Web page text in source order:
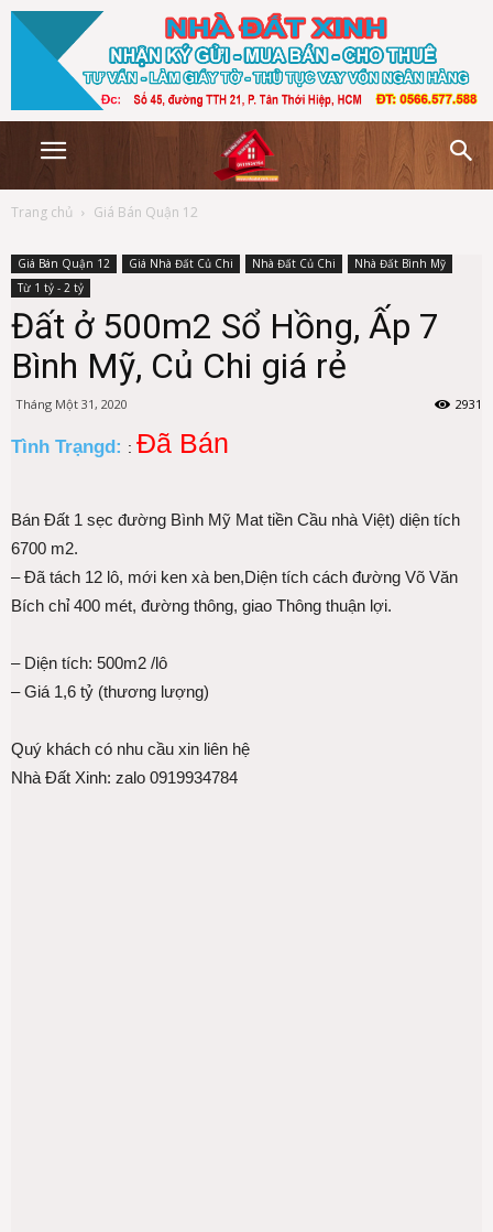
Trang chủ Giá Bán Quận 12
Giá Bán Quận 12 Giá Nhà Đất Củ Chi Nhà Đất Củ Chi
Nhà Đất Bình Mỹ
Từ 1 tỷ - 2 tỷ
Đất ở 500m2 Sổ Hồng, Ấp 7
Bình Mỹ, Củ Chi giá rẻ
Tháng Một 31, 2020 2931
Tình Trạngd: : Đã Bán
Bán Đất 1 sẹc đường Bình Mỹ Mat tiền Cầu nhà Việt) diện tích
6700 m2.
– Đã tách 12 lô, mới ken xà ben,Diện tích cách đường Võ Văn
Bích chỉ 400 mét, đường thông, giao Thông thuận lợi.
– Diện tích: 500m2 /lô
– Giá 1,6 tỷ (thương lượng)
Quý khách có nhu cầu xin liên hệ
Nhà Đất Xinh: zalo 0919934784